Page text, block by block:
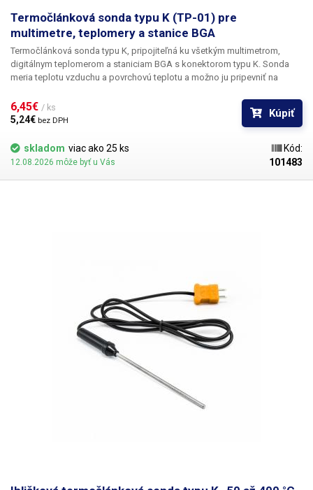
Termočlánková sonda typu K (TP-01) pre
multimetre, teplomery a stanice BGA
Termočlánková sonda typu K, pripojiteľná ku všetkým multimetrom,
digitálnym teplomerom a staniciam BGA s konektorom typu K. Sonda
meria teplotu vzduchu a povrchovú teplotu a možno ju pripevniť na
vyžaduje monitorovanie teploty čipu, alebo na spájkovanie citlivých
súčiastok SMD. Rozsah merania tepelného snímača je od -50 °C do +400
°C. Použitý materiál termočlánku - chróm a hliník (Cr-Al). Ideálny na
testovanie, opravy a vývojové aplikácie. Táto tepelná sonda je flexibilná a
má rýchlu odozvu. Dĺžka sondy je jeden meter.
6,45€ / ks
5,24€ bez DPH
Kúpiť
skladom viac ako 25 ks
12.08.2026 môže byť u Vás
Kód:
101483